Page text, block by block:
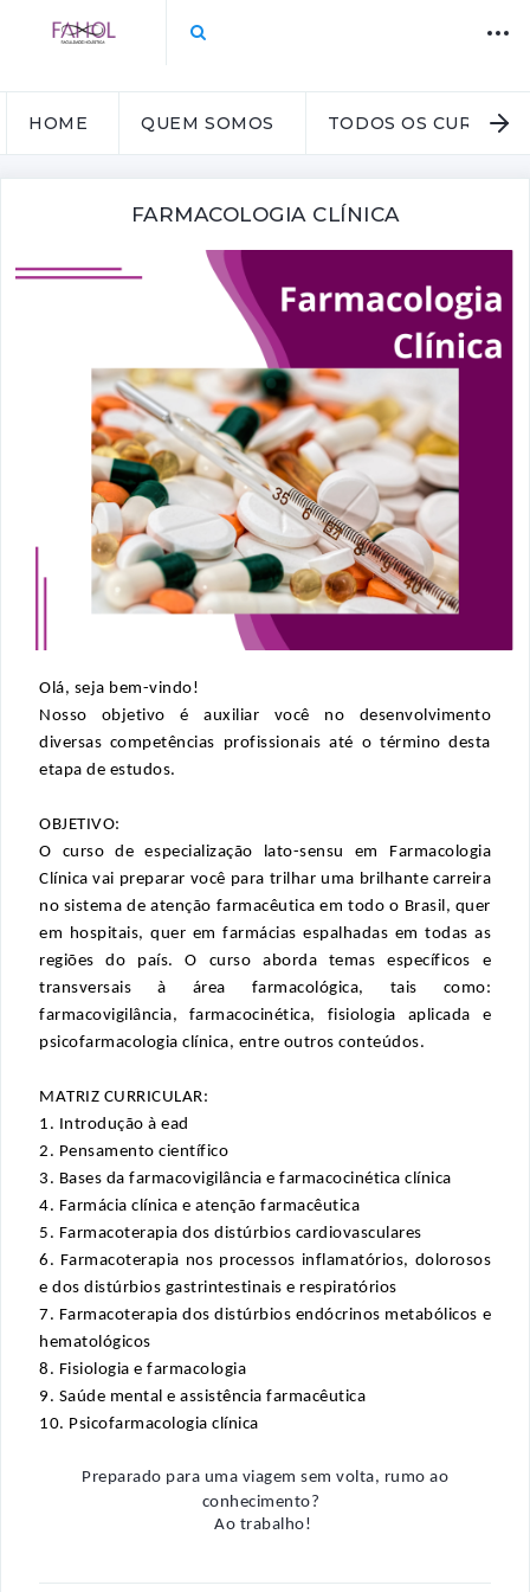
HOME QUEM SOMOS TODOS OS CURSOS
FARMACOLOGIA CLÍNICA
Olá, seja bem-vindo!
Nosso objetivo é auxiliar você no desenvolvimento
diversas competências profissionais até o término desta
etapa de estudos.
OBJETIVO:
O curso de especialização lato-sensu em Farmacologia
Clínica vai preparar você para trilhar uma brilhante carreira
no sistema de atenção farmacêutica em todo o Brasil, quer
em hospitais, quer em farmácias espalhadas em todas as
regiões do país. O curso aborda temas específicos e
transversais à área farmacológica, tais como:
farmacovigilância, farmacocinética, fisiologia aplicada e
psicofarmacologia clínica, entre outros conteúdos.
MATRIZ CURRICULAR:
1. Introdução à ead
2. Pensamento científico
3. Bases da farmacovigilância e farmacocinética clínica
4. Farmácia clínica e atenção farmacêutica
5. Farmacoterapia dos distúrbios cardiovasculares
6. Farmacoterapia nos processos inflamatórios, dolorosos
e dos distúrbios gastrintestinais e respiratórios
7. Farmacoterapia dos distúrbios endócrinos metabólicos e
hematológicos
8. Fisiologia e farmacologia
9. Saúde mental e assistência farmacêutica
10. Psicofarmacologia clínica
Preparado para uma viagem sem volta, rumo ao
conhecimento?
Ao trabalho!